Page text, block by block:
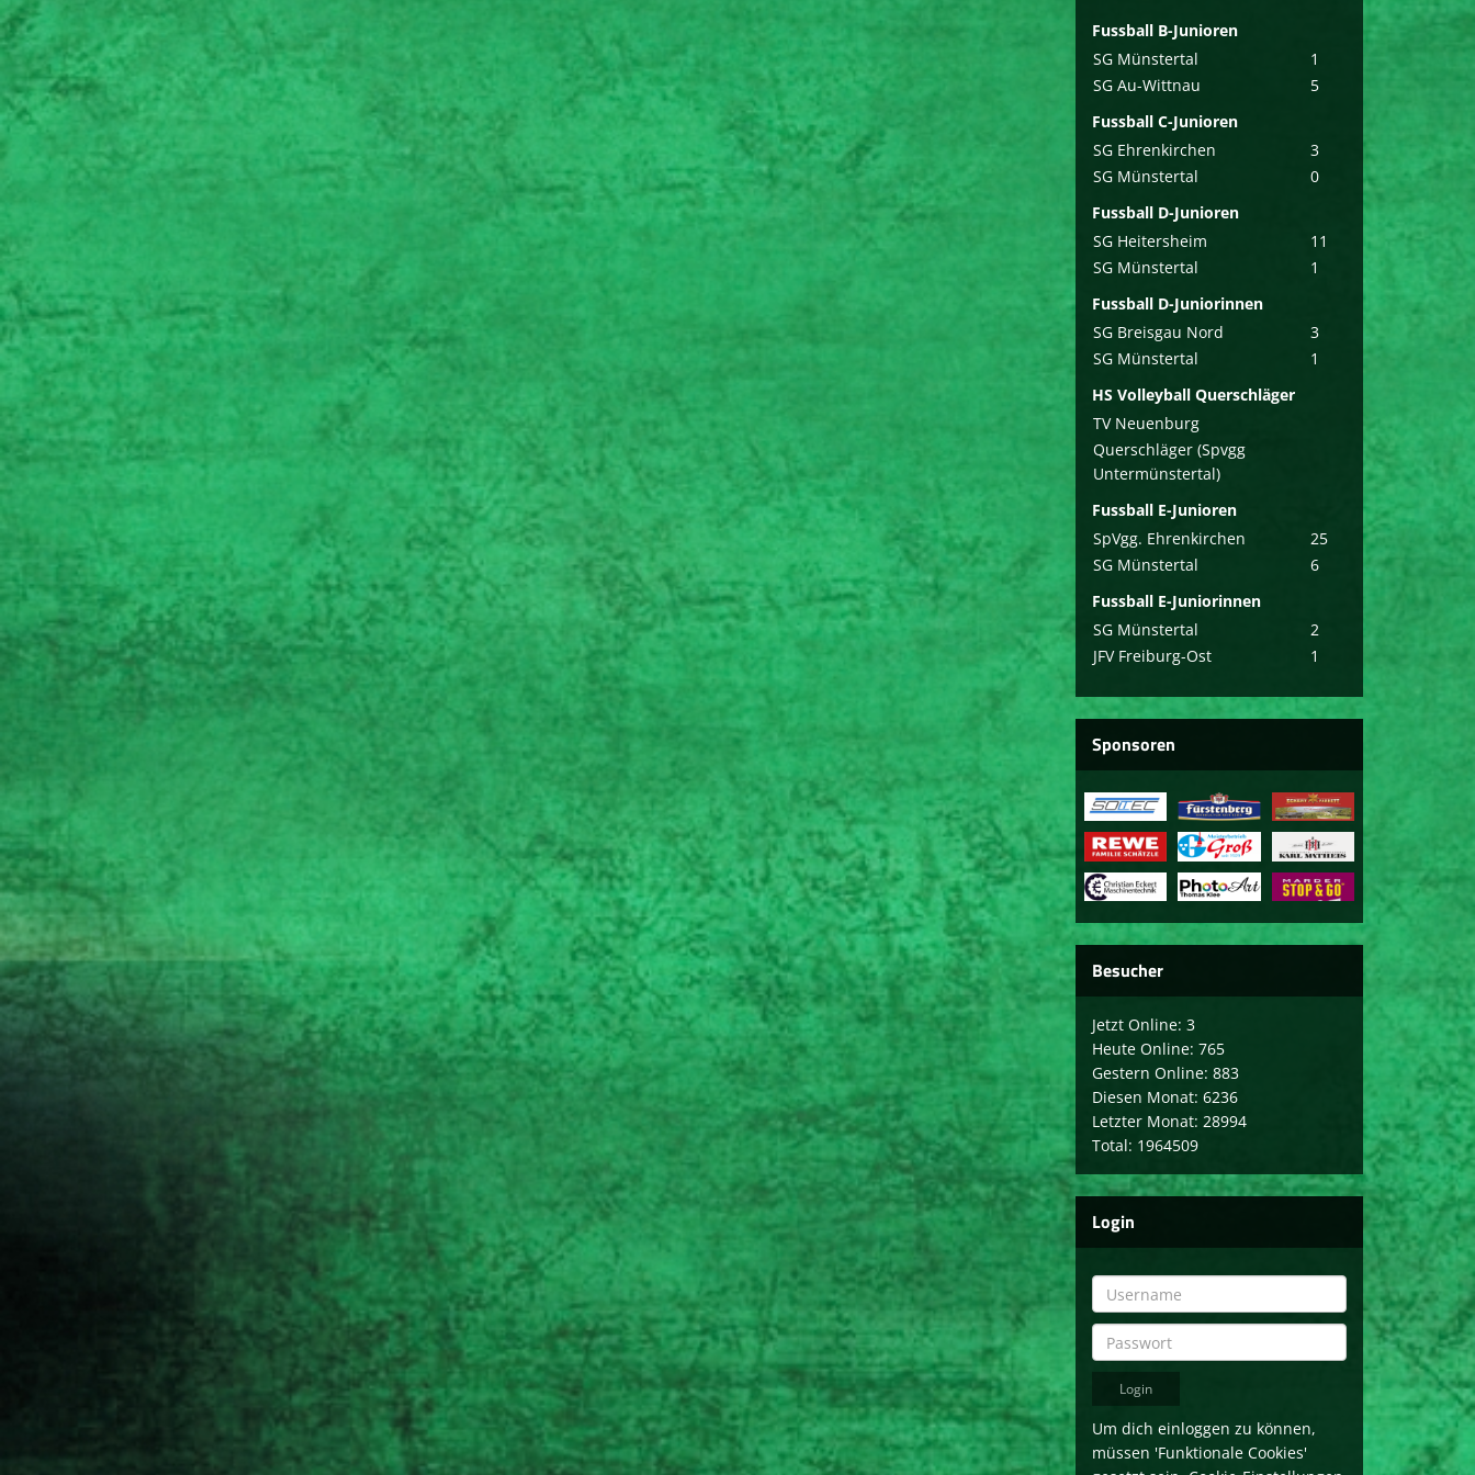
Fussball B-Junioren
SG Münstertal
1
SG Au-Wittnau
5
Fussball C-Junioren
SG Ehrenkirchen
3
SG Münstertal
0
Fussball D-Junioren
SG Heitersheim
11
SG Münstertal
1
Fussball D-Juniorinnen
SG Breisgau Nord
3
SG Münstertal
1
HS Volleyball Querschläger
TV Neuenburg
Querschläger (Spvgg
Untermünstertal)
Fussball E-Junioren
SpVgg. Ehrenkirchen
25
SG Münstertal
6
Fussball E-Juniorinnen
SG Münstertal
2
JFV Freiburg-Ost
1
Sponsoren
Besucher
Jetzt Online: 3
Heute Online: 765
Gestern Online: 883
Diesen Monat: 6236
Letzter Monat: 28994
Total: 1964509
Login
Um dich einloggen zu können,
müssen 'Funktionale Cookies'